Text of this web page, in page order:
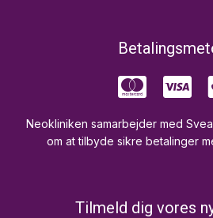
Neokliniken samarbejder med
om at tilbyde sikre betalinger
Tilmeld dig vores